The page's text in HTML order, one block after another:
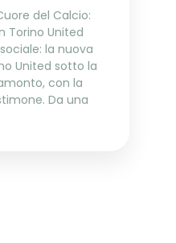
del Calcio:
Torino United
la nuova
United sotto la
con la
Da una